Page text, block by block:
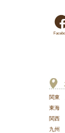
関東
東海
関西
九州